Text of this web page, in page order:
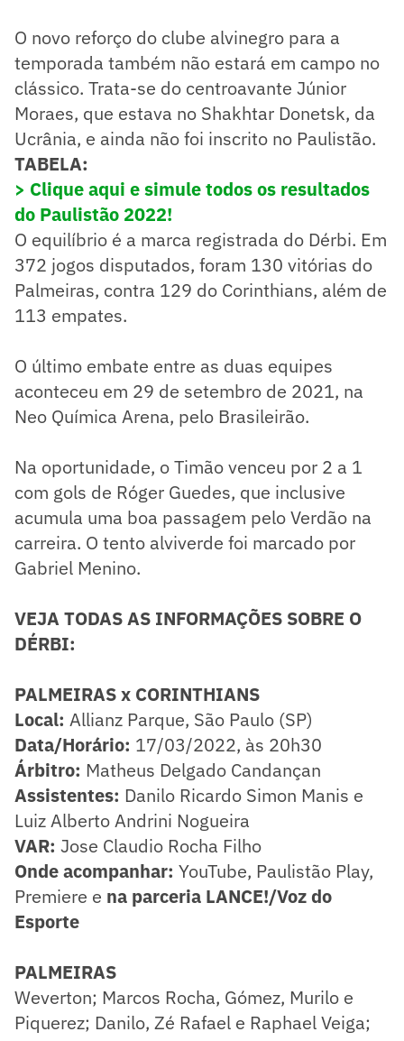
O novo reforço do clube alvinegro para a
temporada também não estará em campo no
clássico. Trata-se do centroavante Júnior
Moraes, que estava no Shakhtar Donetsk, da
Ucrânia, e ainda não foi inscrito no Paulistão.
TABELA:
> Clique aqui e simule todos os resultados
do Paulistão 2022!
O equilíbrio é a marca registrada do Dérbi. Em
372 jogos disputados, foram 130 vitórias do
Palmeiras, contra 129 do Corinthians, além de
113 empates.
O último embate entre as duas equipes
aconteceu em 29 de setembro de 2021, na
Neo Química Arena, pelo Brasileirão.
Na oportunidade, o Timão venceu por 2 a 1
com gols de Róger Guedes, que inclusive
acumula uma boa passagem pelo Verdão na
carreira. O tento alviverde foi marcado por
Gabriel Menino.
VEJA TODAS AS INFORMAÇÕES SOBRE O
DÉRBI:
PALMEIRAS x CORINTHIANS
Local: Allianz Parque, São Paulo (SP)
Data/Horário: 17/03/2022, às 20h30
Árbitro: Matheus Delgado Candançan
Assistentes: Danilo Ricardo Simon Manis e
Luiz Alberto Andrini Nogueira
VAR: Jose Claudio Rocha Filho
Onde acompanhar: YouTube, Paulistão Play,
Premiere e na parceria LANCE!/Voz do
Esporte
PALMEIRAS
Weverton; Marcos Rocha, Gómez, Murilo e
Piquerez; Danilo, Zé Rafael e Raphael Veiga;